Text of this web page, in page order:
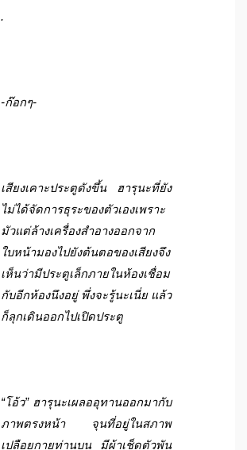
.
-ก๊อกๆ-
เสียงเคาะประตูดังขึ้น ฮารุนะที่ยัง
ไม่ได้จัดการธุระของตัวเองเพราะ
มัวแต่ล้างเครื่องสำอางออกจาก
ใบหน้ามองไปยังต้นตอของเสียงจึง
เห็นว่ามีประตูเล็กภายในห้องเชื่อม
กับอีกห้องนึงอยู่ พึ่งจะรู้นะเนี่ย แล้ว
ก็ลุกเดินออกไปเปิดประตู
“โอ้ว” ฮารุนะเผลออุทานออกมากับ
ภาพตรงหน้า จุนที่อยู่ในสภาพ
เปลือยกายท่านบน มีผ้าเช็ดตัวพัน